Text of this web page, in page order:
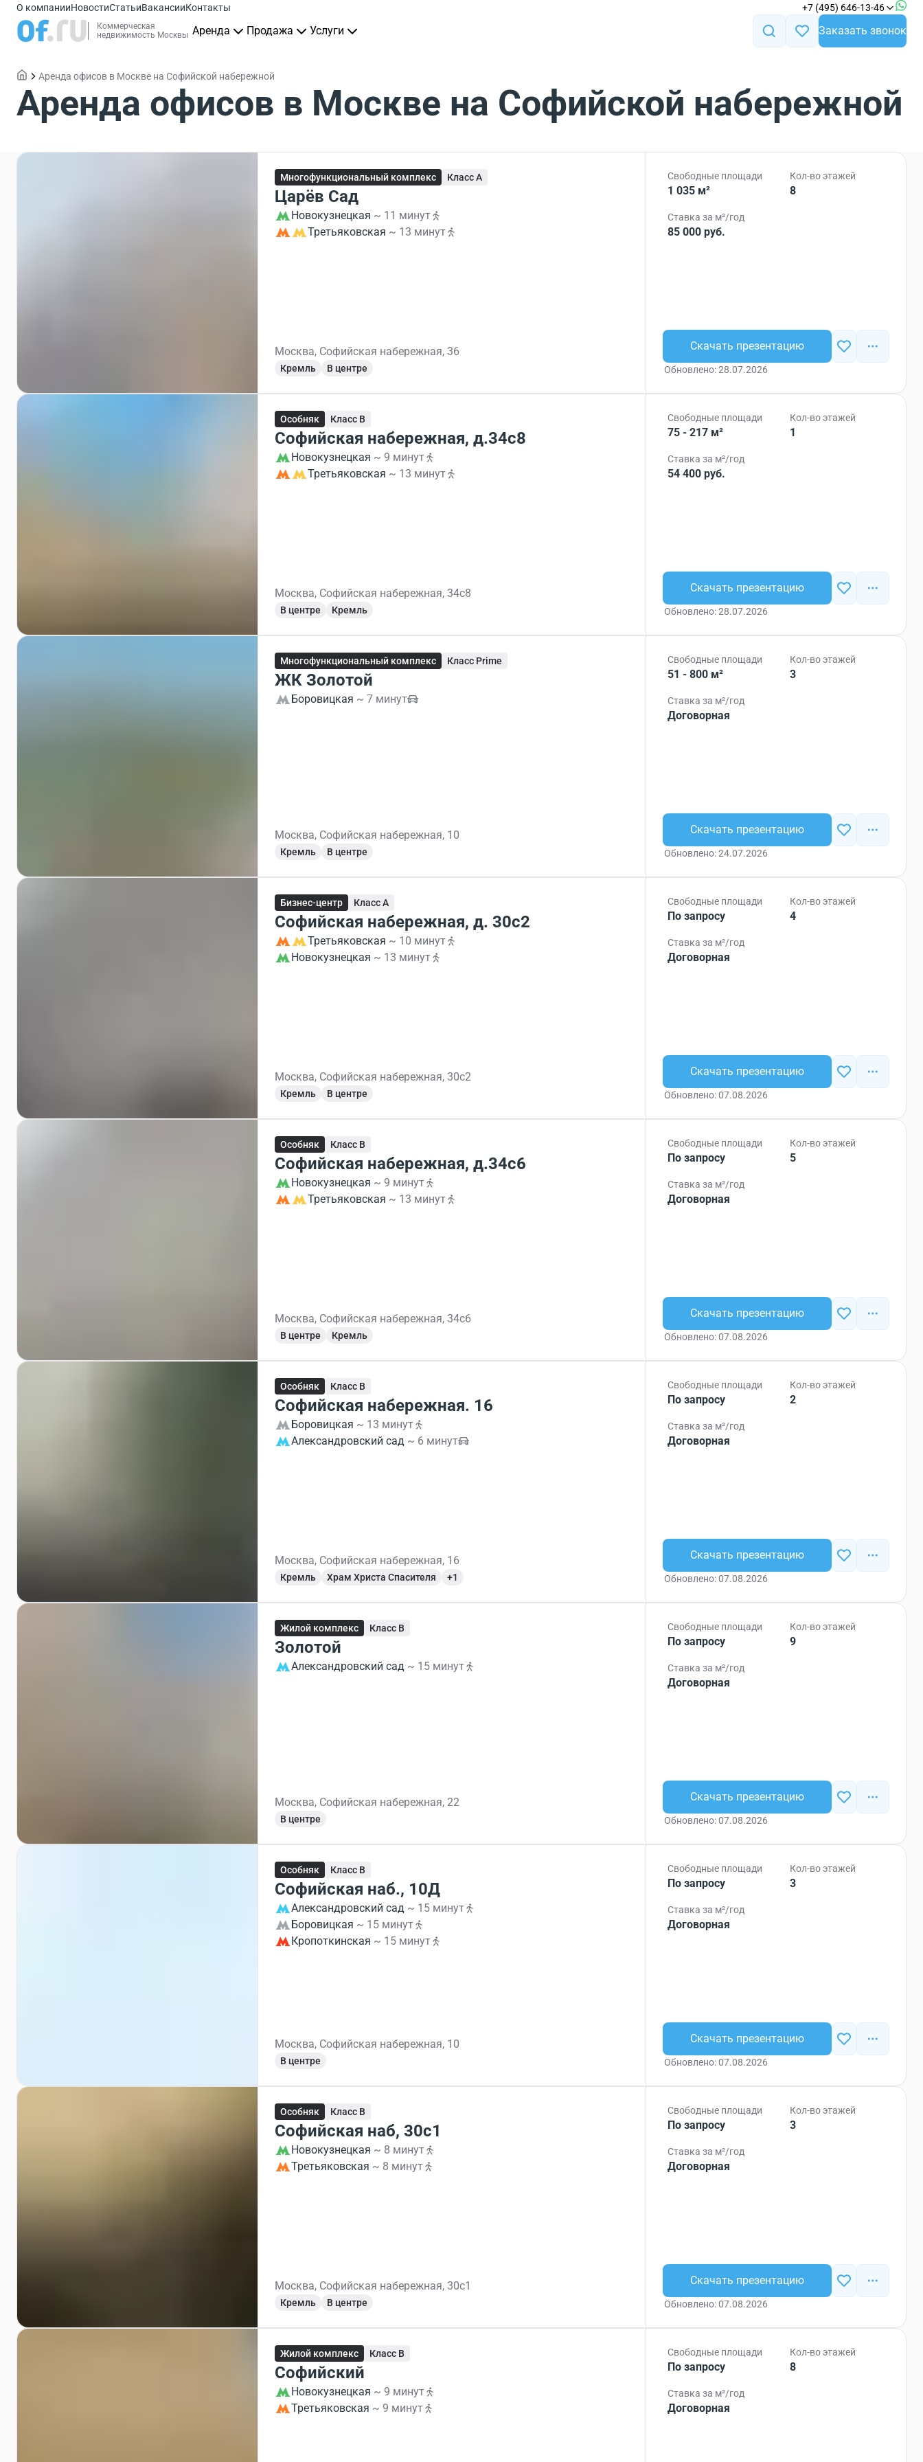
О компанииНовостиСтатьиВакансииКонтакты +7 (495) 646-13-46
Коммерческая
недвижимость Москвы Аренда Продажа Услуги Заказать звонок
Аренда офисов в Москве на Софийской набережной
Аренда офисов в Москве на Софийской набережной
Многофункциональный комплекс Класс A
Царёв Сад
Новокузнецкая ~ 11 минут
Третьяковская ~ 13 минут
Москва, Софийская набережная, 36
Кремль В центре
Свободные площади
1 035 м²
Кол-во этажей
8
Ставка за м²/год
85 000 руб.
Скачать презентацию
Обновлено: 28.07.2026
Особняк Класс B
Софийская набережная, д.34с8
Новокузнецкая ~ 9 минут
Третьяковская ~ 13 минут
Москва, Софийская набережная, 34с8
В центре Кремль
Свободные площади
75 - 217 м²
Кол-во этажей
1
Ставка за м²/год
54 400 руб.
Скачать презентацию
Обновлено: 28.07.2026
Многофункциональный комплекс Класс Prime
ЖК Золотой
Боровицкая ~ 7 минут
Москва, Софийская набережная, 10
Кремль В центре
Свободные площади
51 - 800 м²
Кол-во этажей
3
Ставка за м²/год
Договорная
Скачать презентацию
Обновлено: 24.07.2026
Бизнес-центр Класс A
Софийская набережная, д. 30с2
Третьяковская ~ 10 минут
Новокузнецкая ~ 13 минут
Москва, Софийская набережная, 30с2
Кремль В центре
Свободные площади
По запросу
Кол-во этажей
4
Ставка за м²/год
Договорная
Скачать презентацию
Обновлено: 07.08.2026
Особняк Класс B
Софийская набережная, д.34с6
Новокузнецкая ~ 9 минут
Третьяковская ~ 13 минут
Москва, Софийская набережная, 34с6
В центре Кремль
Свободные площади
По запросу
Кол-во этажей
5
Ставка за м²/год
Договорная
Скачать презентацию
Обновлено: 07.08.2026
Особняк Класс B
Софийская набережная. 16
Боровицкая ~ 13 минут
Александровский сад ~ 6 минут
Москва, Софийская набережная, 16
Кремль Храм Христа Спасителя +1
Свободные площади
По запросу
Кол-во этажей
2
Ставка за м²/год
Договорная
Скачать презентацию
Обновлено: 07.08.2026
Жилой комплекс Класс B
Золотой
Александровский сад ~ 15 минут
Москва, Софийская набережная, 22
В центре
Свободные площади
По запросу
Кол-во этажей
9
Ставка за м²/год
Договорная
Скачать презентацию
Обновлено: 07.08.2026
Особняк Класс B
Софийская наб., 10Д
Александровский сад ~ 15 минут
Боровицкая ~ 15 минут
Кропоткинская ~ 15 минут
Москва, Софийская набережная, 10
В центре
Свободные площади
По запросу
Кол-во этажей
3
Ставка за м²/год
Договорная
Скачать презентацию
Обновлено: 07.08.2026
Особняк Класс B
Софийская наб, 30с1
Новокузнецкая ~ 8 минут
Третьяковская ~ 8 минут
Москва, Софийская набережная, 30с1
Кремль В центре
Свободные площади
По запросу
Кол-во этажей
3
Ставка за м²/год
Договорная
Скачать презентацию
Обновлено: 07.08.2026
Жилой комплекс Класс B
Софийский
Новокузнецкая ~ 9 минут
Третьяковская ~ 9 минут
Свободные площади
По запросу
Кол-во этажей
8
Ставка за м²/год
Договорная